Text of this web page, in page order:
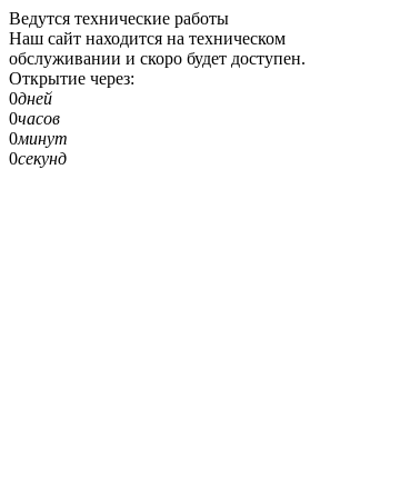
Ведутся технические работы
Наш сайт находится на техническом
обслуживании и скоро будет доступен.
Открытие через:
0дней
0часов
0минут
0секунд